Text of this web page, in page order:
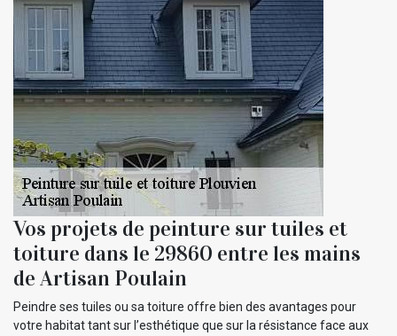
Vos projets de peinture sur tuiles et
toiture dans le 29860 entre les mains
de Artisan Poulain
Peindre ses tuiles ou sa toiture offre bien des avantages pour
votre habitat tant sur l’esthétique que sur la résistance face aux